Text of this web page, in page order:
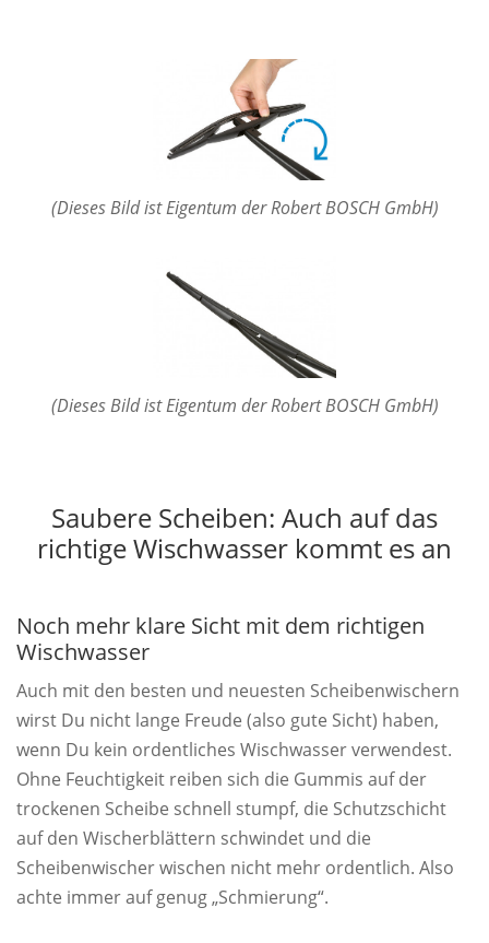
(Dieses Bild ist Eigentum der Robert BOSCH GmbH)
(Dieses Bild ist Eigentum der Robert BOSCH GmbH)
Saubere Scheiben: Auch auf das
richtige Wischwasser kommt es an
Noch mehr klare Sicht mit dem richtigen
Wischwasser
Auch mit den besten und neuesten Scheibenwischern
wirst Du nicht lange Freude (also gute Sicht) haben,
wenn Du kein ordentliches Wischwasser verwendest.
Ohne Feuchtigkeit reiben sich die Gummis auf der
trockenen Scheibe schnell stumpf, die Schutzschicht
auf den Wischerblättern schwindet und die
Scheibenwischer wischen nicht mehr ordentlich. Also
achte immer auf genug „Schmierung“.